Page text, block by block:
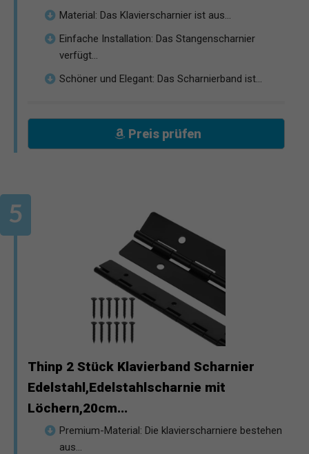
Material: Das Klavierscharnier ist aus...
Einfache Installation: Das Stangenscharnier
verfügt...
Schöner und Elegant: Das Scharnierband ist...
Preis prüfen
Thinp 2 Stück Klavierband Scharnier
Edelstahl,Edelstahlscharnie mit
Löchern,20cm...
Premium-Material: Die klavierscharniere bestehen
aus...